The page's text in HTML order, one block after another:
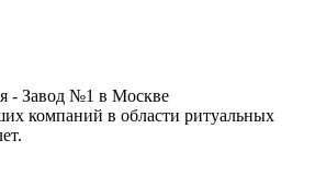
- Завод №1 в Москве
компаний в области ритуальных